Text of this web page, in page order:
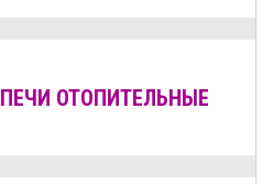
ПЕЧИ ОТОПИТЕЛЬНЫЕ